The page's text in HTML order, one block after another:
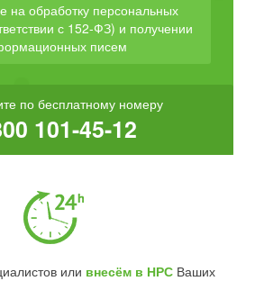
обработку персональных
с 152-ФЗ) и получении
писем
по бесплатному номеру
101-45-12
или внесём в НРСВаших